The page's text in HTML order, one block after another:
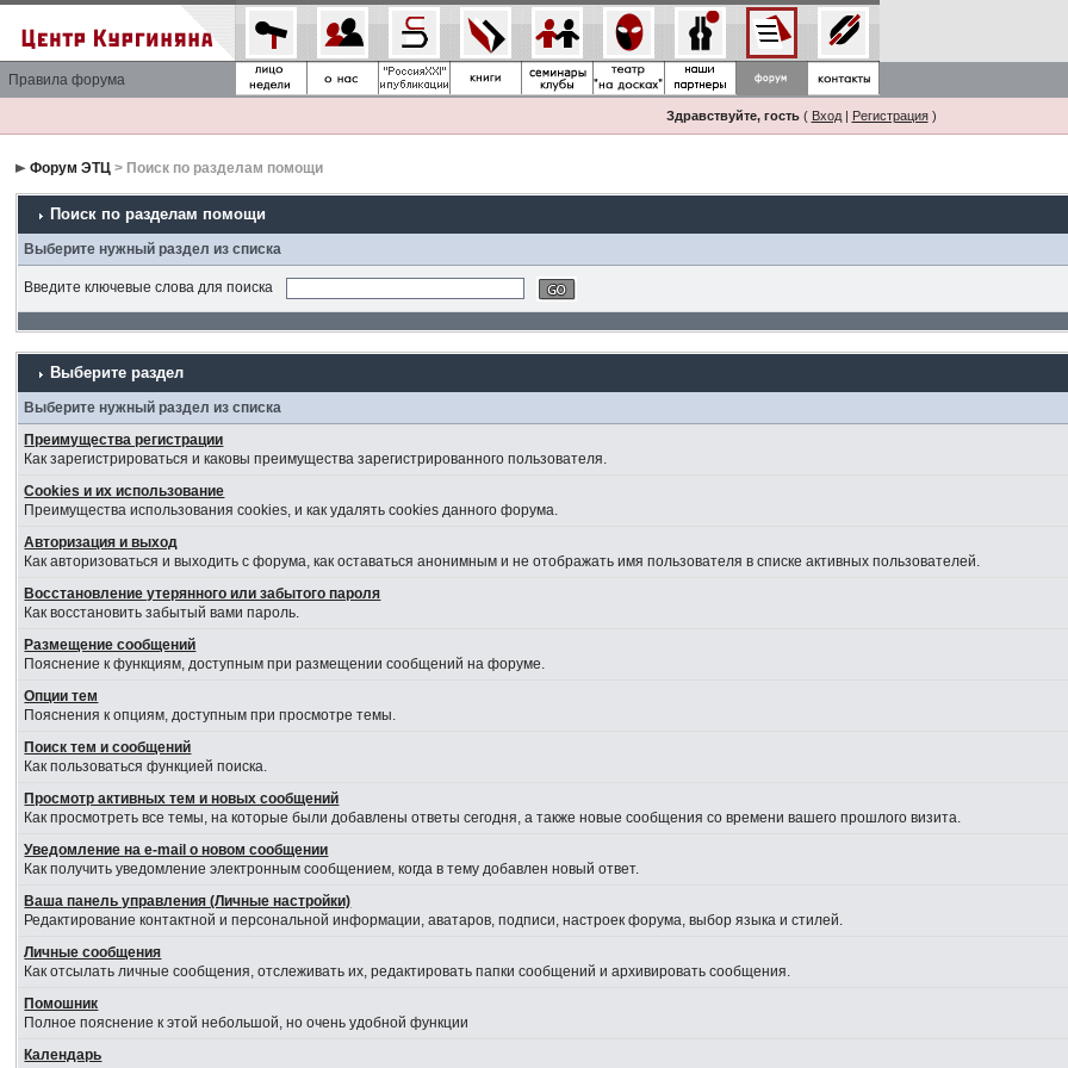
Правила форума
Здравствуйте, гость( Вход| Регистрация)
Форум ЭТЦ > Поиск по разделам помощи
Поиск по разделам помощи
Выберите нужный раздел из списка
Введите ключевые слова для поиска
Выберите раздел
Выберите нужный раздел из списка
Преимущества регистрации
Как зарегистрироваться и каковы преимущества зарегистрированного пользователя.
Cookies и их использование
Преимущества использования cookies, и как удалять cookies данного форума.
Авторизация и выход
Как авторизоваться и выходить с форума, как оставаться анонимным и не отображать имя пользователя в списке активных пользователей.
Восстановление утерянного или забытого пароля
Как восстановить забытый вами пароль.
Размещение сообщений
Пояснение к функциям, доступным при размещении сообщений на форуме.
Опции тем
Пояснения к опциям, доступным при просмотре темы.
Поиск тем и сообщений
Как пользоваться функцией поиска.
Просмотр активных тем и новых сообщений
Как просмотреть все темы, на которые были добавлены ответы сегодня, а также новые сообщения со времени вашего прошлого визита.
Уведомление на е-mail о новом сообщении
Как получить уведомление электронным сообщением, когда в тему добавлен новый ответ.
Ваша панель управления (Личные настройки)
Редактирование контактной и персональной информации, аватаров, подписи, настроек форума, выбор языка и стилей.
Личные сообщения
Как отсылать личные сообщения, отслеживать их, редактировать папки сообщений и архивировать сообщения.
Помошник
Полное пояснение к этой небольшой, но очень удобной функции
Календарь